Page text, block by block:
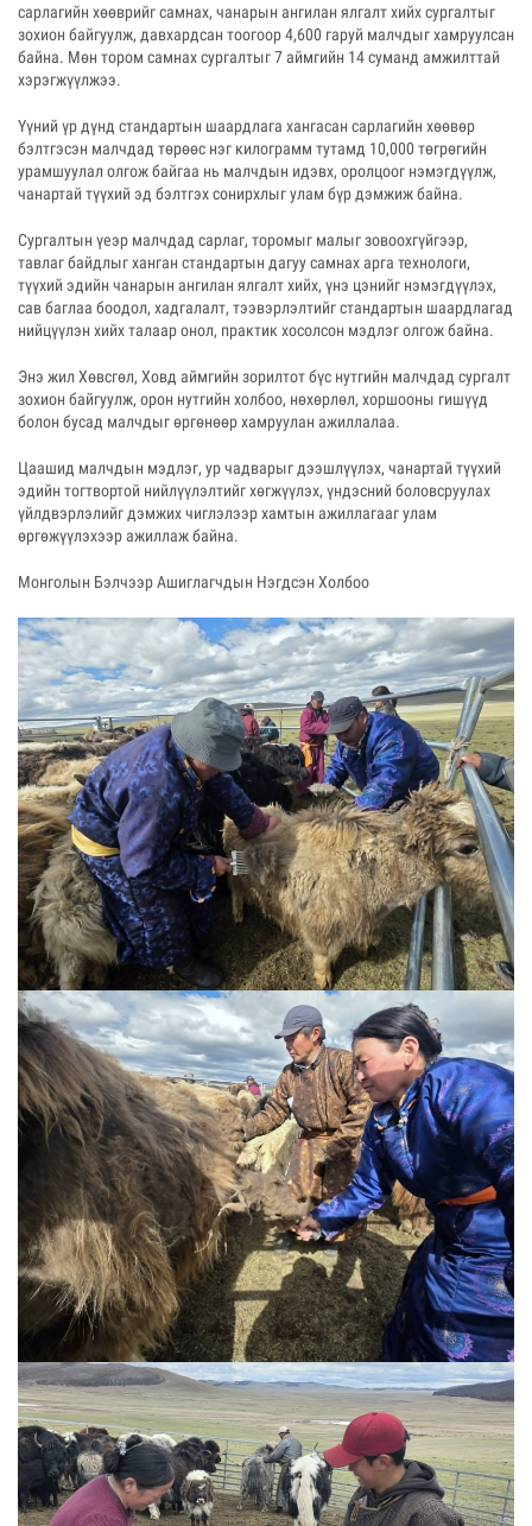
сарлагийн хөөврийг самнах, чанарын ангилан ялгалт хийх сургалтыг
зохион байгуулж, давхардсан тоогоор 4,600 гаруй малчдыг хамруулсан
байна. Мөн тором самнах сургалтыг 7 аймгийн 14 суманд амжилттай
хэрэгжүүлжээ.
Үүний үр дүнд стандартын шаардлага хангасан сарлагийн хөөвөр
бэлтгэсэн малчдад төрөөс нэг килограмм тутамд 10,000 төгрөгийн
урамшуулал олгож байгаа нь малчдын идэвх, оролцоог нэмэгдүүлж,
чанартай түүхий эд бэлтгэх сонирхлыг улам бүр дэмжиж байна.
Сургалтын үеэр малчдад сарлаг, торомыг малыг зовоохгүйгээр,
тавлаг байдлыг ханган стандартын дагуу самнах арга технологи,
түүхий эдийн чанарын ангилан ялгалт хийх, үнэ цэнийг нэмэгдүүлэх,
сав баглаа боодол, хадгалалт, тээвэрлэлтийг стандартын шаардлагад
нийцүүлэн хийх талаар онол, практик хосолсон мэдлэг олгож байна.
Энэ жил Хөвсгөл, Ховд аймгийн зорилтот бүс нутгийн малчдад сургалт
зохион байгуулж, орон нутгийн холбоо, нөхөрлөл, хоршооны гишүүд
болон бусад малчдыг өргөнөөр хамруулан ажиллалаа.
Цаашид малчдын мэдлэг, ур чадварыг дээшлүүлэх, чанартай түүхий
эдийн тогтвортой нийлүүлэлтийг хөгжүүлэх, үндэсний боловсруулах
үйлдвэрлэлийг дэмжих чиглэлээр хамтын ажиллагааг улам
өргөжүүлэхээр ажиллаж байна.
Монголын Бэлчээр Ашиглагчдын Нэгдсэн Холбоо